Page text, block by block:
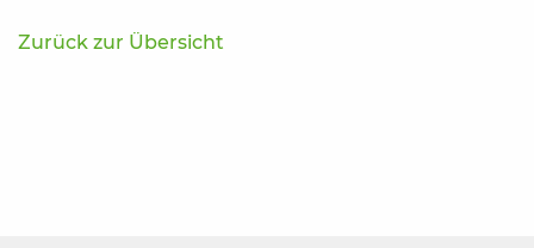
Zurück zur Übersicht